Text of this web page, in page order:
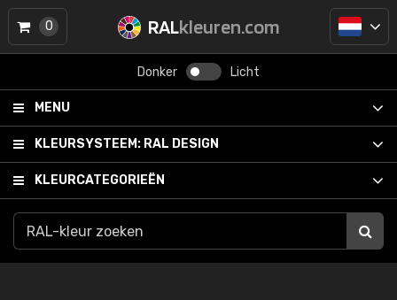
RALkleuren.com
Donker Licht
MENU
KLEURSYSTEEM: RAL DESIGN
KLEURCATEGORIEËN
0